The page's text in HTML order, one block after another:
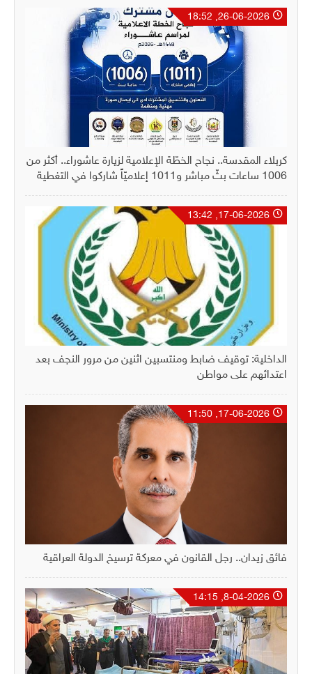
كربلاء المقدسة.. نجاح الخطّة الإعلامية لزيارة عاشوراء.. أكثر من
1006 ساعات بثّ مباشر و1011 إعلاميّاً شاركوا في التغطية
الداخلية: توقيف ضابط ومنتسبين اثنين من مرور النجف بعد
اعتدائهم على مواطن
فائق زيدان.. رجل القانون في معركة ترسيخ الدولة العراقية